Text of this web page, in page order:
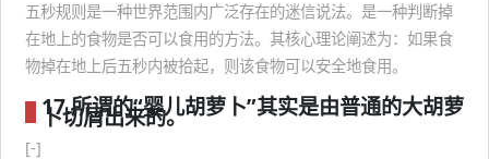
五秒规则是一种世界范围内广泛存在的迷信说法。是一种判断掉
在地上的食物是否可以食用的方法。其核心理论阐述为：如果食
物掉在地上后五秒内被拾起，则该食物可以安全地食用。
17.所谓的“婴儿胡萝卜”其实是由普通的大胡萝
卜切屑出来的。
[-]